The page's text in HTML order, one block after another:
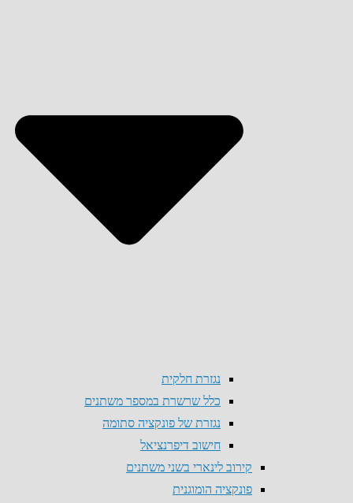
נגזרת חלקית
כלל שרשרת במספר משתנים
נגזרת של פונקציה סתומה
חישוב דיפרנציאל
קירוב לינארי בשני משתנים
פונקציה הומוגנית